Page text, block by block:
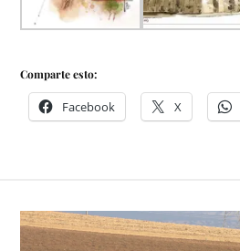
Comparte esto:
Facebook X